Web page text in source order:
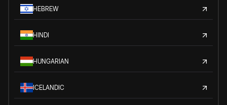
HEBREW
HINDI
HUNGARIAN
ICELANDIC